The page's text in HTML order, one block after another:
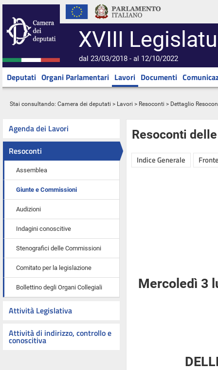
XVIII
dal 23/03/2018 - al 12/10/2022
Deputati Organi Parlamentari Lavori Documenti
Stai consultando: Camera dei deputati > Lavori > Resoconti > Dettaglio
Agenda dei Lavori
Resoconti
Assemblea
Giunte e Commissioni
Audizioni
Indagini conoscitive
Stenografici delle Commissioni
Comitato per la legislazione
Bollettino degli Organi Collegiali
Attività Legislativa
Attività di indirizzo, controllo e
conoscitiva
Resoconti
Indice Generale
Mercoledì 3